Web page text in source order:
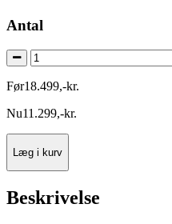
Antal
Før18.499,-kr.
Nu11.299,-kr.
Læg i kurv
Beskrivelse